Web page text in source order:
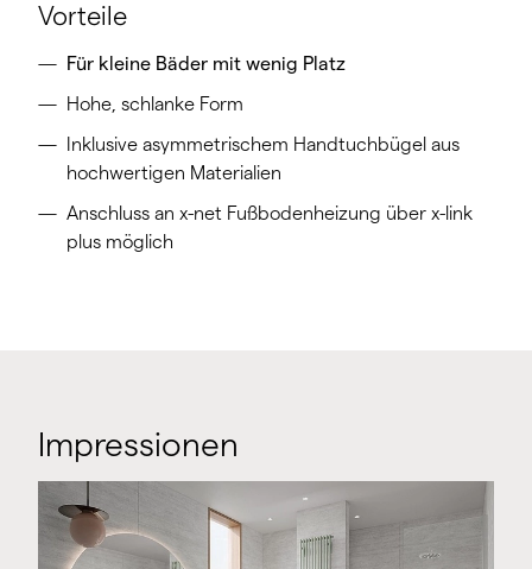
Vorteile
Für kleine Bäder mit wenig Platz
Hohe, schlanke Form
Inklusive asymmetrischem Handtuchbügel aus
hochwertigen Materialien
Anschluss an x-net Fußbodenheizung über x-link
plus möglich
Impressionen